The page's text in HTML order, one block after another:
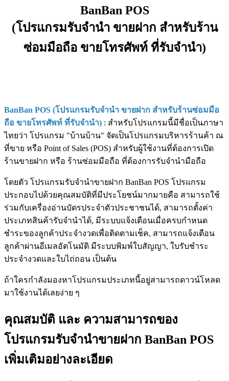
BanBan POS
(โปรแกรมรับจำนำ ขายฝาก สำหรับร้าน
ซ่อมมือถือ ขายโทรศัพท์ ที่รับจำนำ)
BanBan POS (โปรแกรมรับจำนำ ขายฝาก สำหรับร้านซ่อมมือ
ถือ ขายโทรศัพท์ ที่รับจำนำ) : สำหรับโปรแกรมนี้มีชื่อเป็นภาษา
ไทยว่า โปรแกรม "บ้านบ้าน" จัดเป็นโปรแกรมบริหารร้านค้า ณ
ที่ขาย หรือ Point of Sales (POS) สำหรับผู้ใช้งานที่ต้องการเปิด
ร้านขายฝาก หรือ ร้านซ่อมมือถือ ที่ต้องการรับจำนำมือถือ
โดยตัว โปรแกรมรับจำนำขายฝาก BanBan POS โปรแกรม
ประกอบไปด้วยคุณสมบัติที่มีประโยชน์มากมายคือ สามารถใช้
ร่วมกับเครื่องอ่านบัตรประจำตัวประชาชนได้, สามารถตั้งค่า
ประเภทสินค้ารับจำนำได้, มีระบบแจ้งเตือนเมื่อครบกำหนด
ชำระของลูกค้าประจำงวดเพื่อติดตามเช็ค, สามารถแจ้งเตือน
ลูกค้าผ่านอีเมลอัตโนมัติ มีระบบพิมพ์ใบสัญญา, ใบรับชำระ
ประจำงวดและใบไถ่ถอน เป็นต้น
ถ้าใครกำลังมองหาโปรแกรมประเภทนี้อยู่สามารถดาวน์โหลด
มาใช้งานได้เลยง่าย ๆ
คุณสมบัติ และ ความสามารถของ
โปรแกรมรับจำนำขายฝาก BanBan POS
เพิ่มเติมอย่างละเอียด